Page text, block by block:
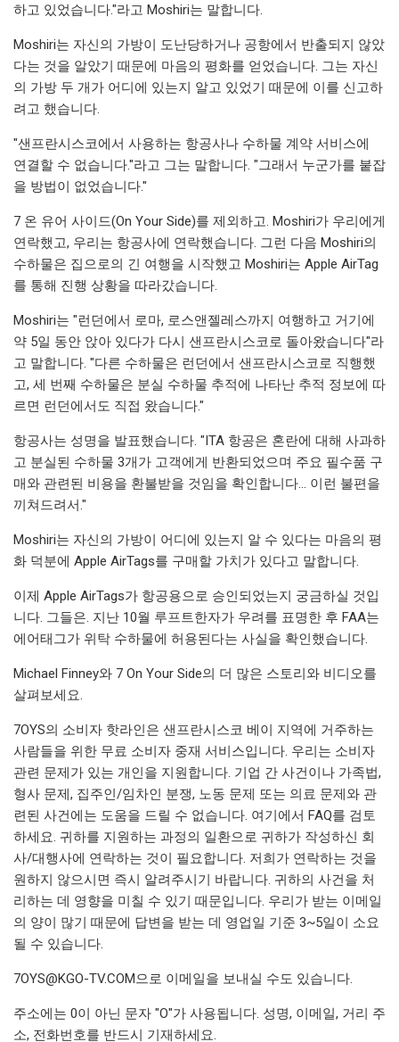
하고 있었습니다."라고 Moshiri는 말합니다.
Moshiri는 자신의 가방이 도난당하거나 공항에서 반출되지 않았
다는 것을 알았기 때문에 마음의 평화를 얻었습니다. 그는 자신
의 가방 두 개가 어디에 있는지 알고 있었기 때문에 이를 신고하
려고 했습니다.
"샌프란시스코에서 사용하는 항공사나 수하물 계약 서비스에
연결할 수 없습니다."라고 그는 말합니다. "그래서 누군가를 붙잡
을 방법이 없었습니다."
7 온 유어 사이드(On Your Side)를 제외하고. Moshiri가 우리에게
연락했고, 우리는 항공사에 연락했습니다. 그런 다음 Moshiri의
수하물은 집으로의 긴 여행을 시작했고 Moshiri는 Apple AirTag
를 통해 진행 상황을 따라갔습니다.
Moshiri는 "런던에서 로마, 로스앤젤레스까지 여행하고 거기에
약 5일 동안 앉아 있다가 다시 샌프란시스코로 돌아왔습니다"라
고 말합니다. "다른 수하물은 런던에서 샌프란시스코로 직행했
고, 세 번째 수하물은 분실 수하물 추적에 나타난 추적 정보에 따
르면 런던에서도 직접 왔습니다."
항공사는 성명을 발표했습니다. "ITA 항공은 혼란에 대해 사과하
고 분실된 수하물 3개가 고객에게 반환되었으며 주요 필수품 구
매와 관련된 비용을 환불받을 것임을 확인합니다... 이런 불편을
끼쳐드려서."
Moshiri는 자신의 가방이 어디에 있는지 알 수 있다는 마음의 평
화 덕분에 Apple AirTags를 구매할 가치가 있다고 말합니다.
이제 Apple AirTags가 항공용으로 승인되었는지 궁금하실 것입
니다. 그들은. 지난 10월 루프트한자가 우려를 표명한 후 FAA는
에어태그가 위탁 수하물에 허용된다는 사실을 확인했습니다.
Michael Finney와 7 On Your Side의 더 많은 스토리와 비디오를
살펴보세요.
7OYS의 소비자 핫라인은 샌프란시스코 베이 지역에 거주하는
사람들을 위한 무료 소비자 중재 서비스입니다. 우리는 소비자
관련 문제가 있는 개인을 지원합니다. 기업 간 사건이나 가족법,
형사 문제, 집주인/임차인 분쟁, 노동 문제 또는 의료 문제와 관
련된 사건에는 도움을 드릴 수 없습니다. 여기에서 FAQ를 검토
하세요. 귀하를 지원하는 과정의 일환으로 귀하가 작성하신 회
사/대행사에 연락하는 것이 필요합니다. 저희가 연락하는 것을
원하지 않으시면 즉시 알려주시기 바랍니다. 귀하의 사건을 처
리하는 데 영향을 미칠 수 있기 때문입니다. 우리가 받는 이메일
의 양이 많기 때문에 답변을 받는 데 영업일 기준 3~5일이 소요
될 수 있습니다.
7OYS@KGO-TV.COM으로 이메일을 보내실 수도 있습니다.
주소에는 0이 아닌 문자 "O"가 사용됩니다. 성명, 이메일, 거리 주
소, 전화번호를 반드시 기재하세요.